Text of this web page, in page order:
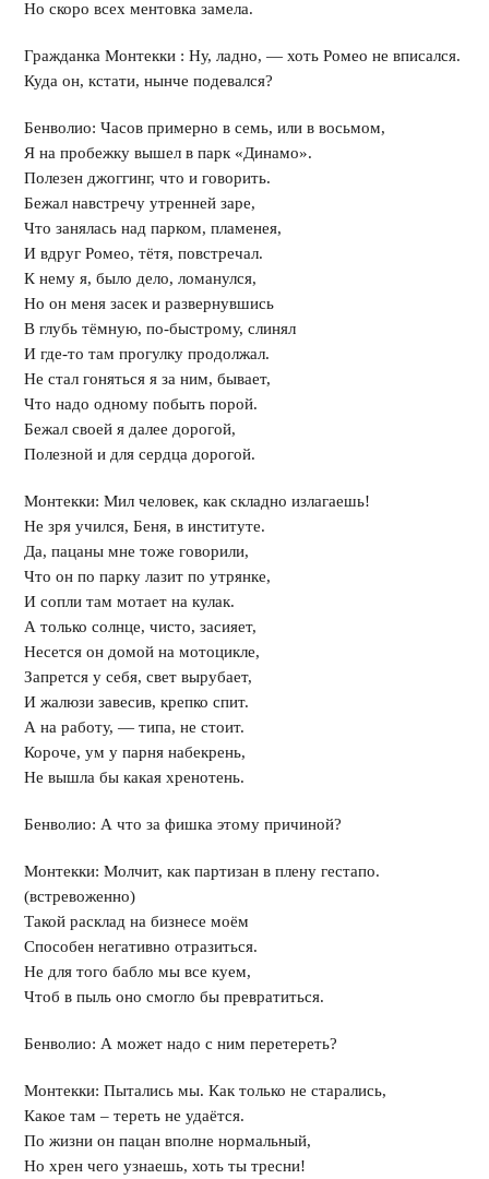
Но скоро всех ментовка замела.
Гражданка Монтекки : Ну, ладно, — хоть Ромео не вписался.
Куда он, кстати, нынче подевался?
Бенволио: Часов примерно в семь, или в восьмом,
Я на пробежку вышел в парк «Динамо».
Полезен джоггинг, что и говорить.
Бежал навстречу утренней заре,
Что занялась над парком, пламенея,
И вдруг Ромео, тётя, повстречал.
К нему я, было дело, ломанулся,
Но он меня засек и развернувшись
В глубь тёмную, по-быстрому, слинял
И где-то там прогулку продолжал.
Не стал гоняться я за ним, бывает,
Что надо одному побыть порой.
Бежал своей я далее дорогой,
Полезной и для сердца дорогой.
Монтекки: Мил человек, как складно излагаешь!
Не зря учился, Беня, в институте.
Да, пацаны мне тоже говорили,
Что он по парку лазит по утрянке,
И сопли там мотает на кулак.
А только солнце, чисто, засияет,
Несется он домой на мотоцикле,
Запрется у себя, свет вырубает,
И жалюзи завесив, крепко спит.
А на работу, — типа, не стоит.
Короче, ум у парня набекрень,
Не вышла бы какая хренотень.
Бенволио: А что за фишка этому причиной?
Монтекки: Молчит, как партизан в плену гестапо.
(встревоженно)
Такой расклад на бизнесе моём
Способен негативно отразиться.
Не для того бабло мы все куем,
Чтоб в пыль оно смогло бы превратиться.
Бенволио: А может надо с ним перетереть?
Монтекки: Пытались мы. Как только не старались,
Какое там – тереть не удаётся.
По жизни он пацан вполне нормальный,
Но хрен чего узнаешь, хоть ты тресни!